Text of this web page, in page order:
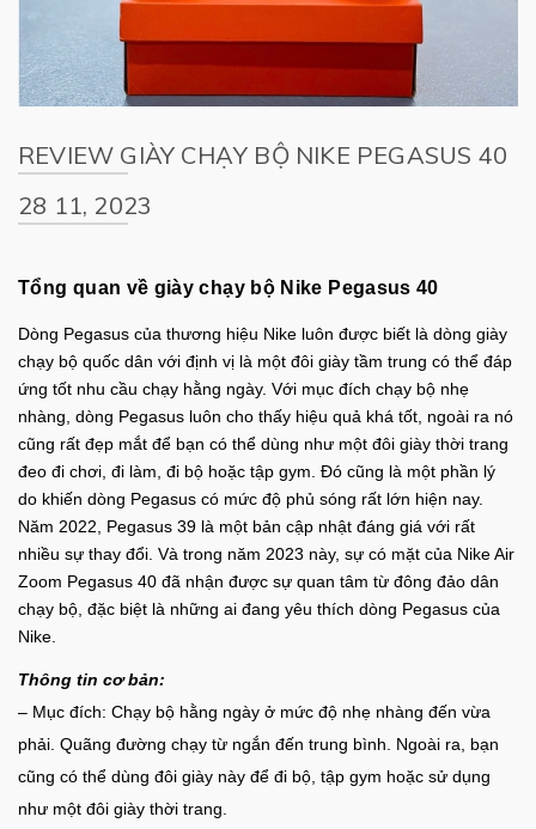
REVIEW GIÀY CHẠY BỘ NIKE PEGASUS 40
28 11, 2023
Tổng quan về giày chạy bộ Nike Pegasus 40
Dòng Pegasus của thương hiệu Nike luôn được biết là dòng giày
chạy bộ quốc dân với định vị là một đôi giày tầm trung có thể đáp
ứng tốt nhu cầu chạy hằng ngày. Với mục đích chạy bộ nhẹ
nhàng, dòng Pegasus luôn cho thấy hiệu quả khá tốt, ngoài ra nó
cũng rất đẹp mắt để bạn có thể dùng như một đôi giày thời trang
đeo đi chơi, đi làm, đi bộ hoặc tập gym. Đó cũng là một phần lý
do khiến dòng Pegasus có mức độ phủ sóng rất lớn hiện nay.
Năm 2022, Pegasus 39 là một bản cập nhật đáng giá với rất
nhiều sự thay đổi. Và trong năm 2023 này, sự có mặt của Nike Air
Zoom Pegasus 40 đã nhận được sự quan tâm từ đông đảo dân
chạy bộ, đặc biệt là những ai đang yêu thích dòng Pegasus của
Nike.
Thông tin cơ bản:
– Mục đích: Chạy bộ hằng ngày ở mức độ nhẹ nhàng đến vừa
phải. Quãng đường chạy từ ngắn đến trung bình. Ngoài ra, bạn
cũng có thể dùng đôi giày này để đi bộ, tập gym hoặc sử dụng
như một đôi giày thời trang.